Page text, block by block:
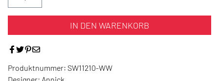
IN DEN WARENKORB
Produktnummer: SW11210-WW